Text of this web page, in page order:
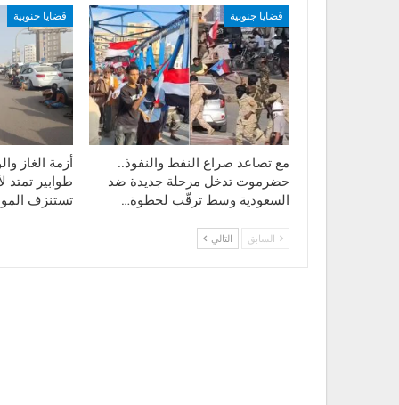
قضايا جنوبية
مع تصاعد صراع النفط والنفوذ..
حضرموت تدخل مرحلة جديدة ضد
السعودية وسط ترقّب لخطوة…
قضايا جنوبية
أزمة الغاز
طوابير تمتد
تستنزف
السابق التالي